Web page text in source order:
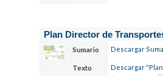
Plan Director de
Sumario Descargar
Texto
Descargar